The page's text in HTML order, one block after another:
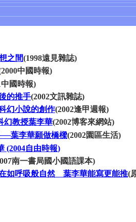
之間(1998遠見雜誌)
中國時報)
中國時報)
的推手(2002文訊雜誌)
幻小說的創作(2002逢甲週報)
幻教授葉李華(2002博客來網站)
葉李華願做橋樑(2002園區生活)
(2004自由時報)
南一書局國小國語課本)
如呼吸般自然 葉李華能寫更能推(